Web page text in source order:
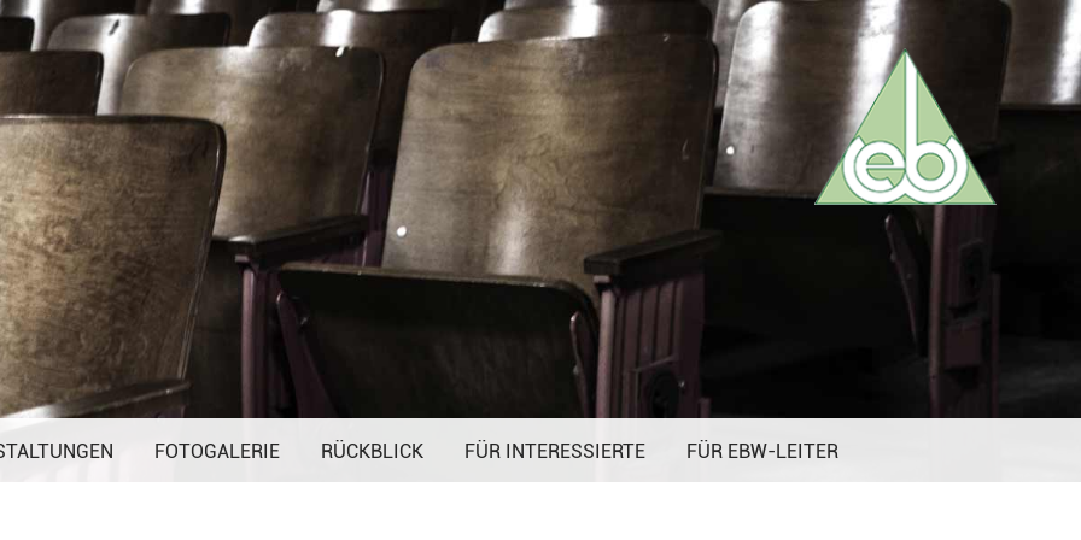
überspringen
FOTOGALERIE RÜCKBLICK FÜR INTERESSIERTE FÜR EBW-LEITER